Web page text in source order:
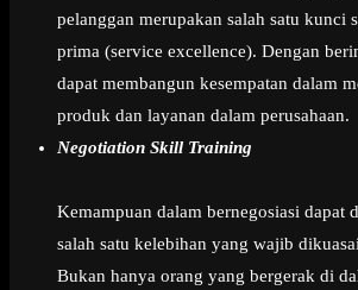
pelanggan merupakan salah satu kunci
prima (service excellence). Dengan
dapat membangun kesempatan dalam
produk dan layanan dalam perusahaan.
Negotiation Skill Training
Kemampuan dalam bernegosiasi dapat
salah satu kelebihan yang wajib
Bukan hanya orang yang bergerak di